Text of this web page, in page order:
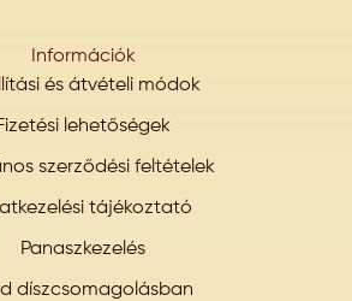
Információk
és átvételi módok
lehetőségek
szerződési feltételek
tájékoztató
Panaszkezelés
díszcsomagolásban